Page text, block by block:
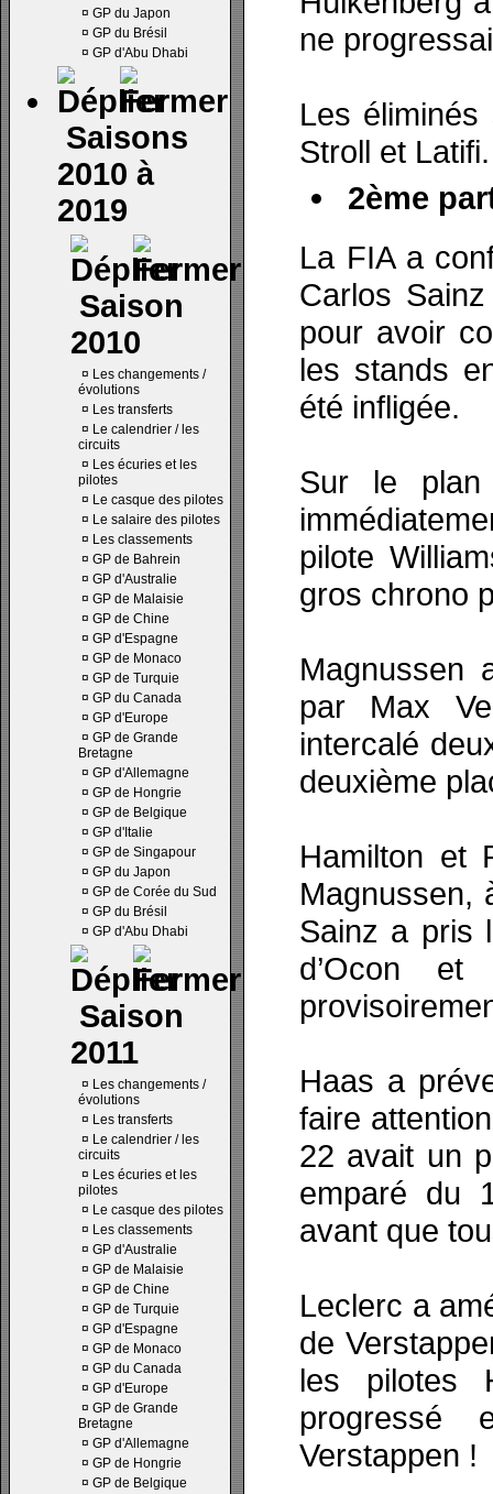
¤ GP du Japon
¤ GP du Brésil
¤ GP d'Abu Dhabi
Saisons
2010 à
2019
Saison
2010
¤ Les changements /
évolutions
¤ Les transferts
¤ Le calendrier / les
circuits
¤ Les écuries et les
pilotes
¤ Le casque des pilotes
¤ Le salaire des pilotes
¤ Les classements
¤ GP de Bahrein
¤ GP d'Australie
¤ GP de Malaisie
¤ GP de Chine
¤ GP d'Espagne
¤ GP de Monaco
¤ GP de Turquie
¤ GP du Canada
¤ GP d'Europe
¤ GP de Grande
Bretagne
¤ GP d'Allemagne
¤ GP de Hongrie
¤ GP de Belgique
¤ GP d'Italie
¤ GP de Singapour
¤ GP du Japon
¤ GP de Corée du Sud
¤ GP du Brésil
¤ GP d'Abu Dhabi
Saison
2011
¤ Les changements /
évolutions
¤ Les transferts
¤ Le calendrier / les
circuits
¤ Les écuries et les
pilotes
¤ Le casque des pilotes
¤ Les classements
¤ GP d'Australie
¤ GP de Malaisie
¤ GP de Chine
¤ GP de Turquie
¤ GP d'Espagne
¤ GP de Monaco
¤ GP du Canada
¤ GP d'Europe
¤ GP de Grande
Bretagne
¤ GP d'Allemagne
¤ GP de Hongrie
¤ GP de Belgique
ne
Les éliminés
Stroll et Latifi.
2ème
La FIA a
Carlos
pour avoir
les stands
été infligée.
Sur le plan
pilote
gros chrono
Magnussen
par Max
intercalé
deuxième
Hamilton et
Magnussen,
Sainz a pris
d’Ocon
Haas a
faire
22 avait un
emparé du
avant que
Leclerc a
de
les pilotes
progressé
Verstappen !